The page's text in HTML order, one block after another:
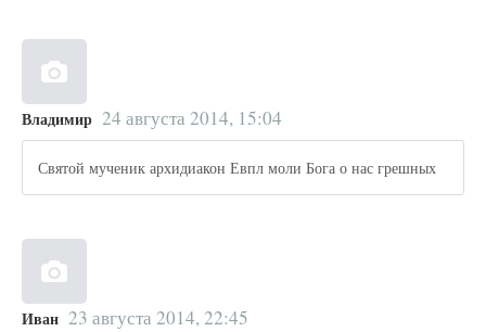
Владимир 24 августа 2014, 15:04
Святой мученик архидиакон Евпл моли Бога о нас грешных
Иван 23 августа 2014, 22:45